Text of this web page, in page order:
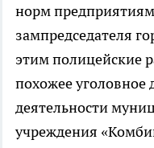
норм
зампредседателя
этим полицейские
похожее уголовное
деятельности
учреждения